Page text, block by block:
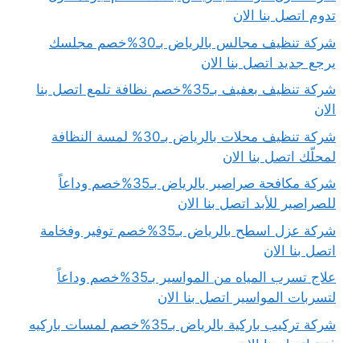
تدوم اتصل بنا الان
شركة تنظيف مجالس بالرياض بـ30%خصم مجلسك
يرجع جديد اتصل بنا الان
شركة تنظيف بعفيف بـ35%خصم نظافة تلمع اتصل بنا
الان
شركة تنظيف محلات بالرياض بـ30% لمسة النظافة
لمحلّك اتصل بنا الان
شركة مكافحة صراصير بالرياض بـ35%خصم وداعاً
للصراصير للأبد اتصل بنا الان
شركة عزل اسطح بالرياض بـ35%خصم توفير وفخامة
اتصل بنا الان
علاج تسرب المياه من المواسير بـ35%خصم وداعاً
لتسربات المواسير اتصل بنا الان
شركة تركيب باركية بالرياض بـ35%خصم لمسات باركيه